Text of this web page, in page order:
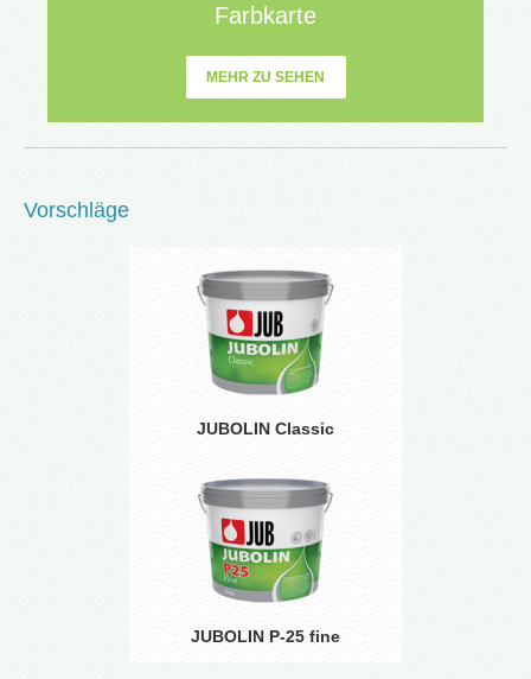
Farbkarte
MEHR ZU SEHEN
Vorschläge
JUBOLIN Classic
JUBOLIN P-25 fine